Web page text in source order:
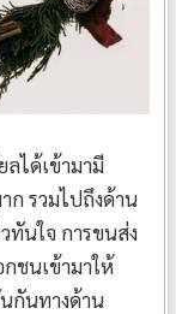
ลได้เข้ามามี
รวมไปถึงด้าน
ทันใจ การขนส่ง
ชนเข้ามาให้
กันทางด้าน